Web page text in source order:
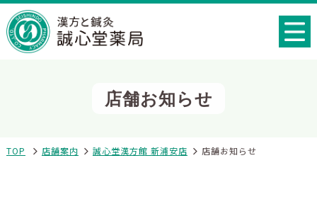
店舗お知らせ
TOP 店舗案内 誠心堂漢方館 新浦安店 店舗お知らせ